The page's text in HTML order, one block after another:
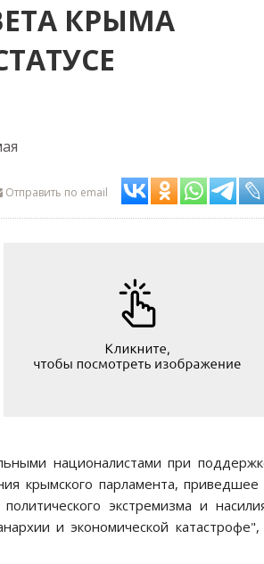
КРЫМА
Отправить по email
националистами при
крымского парламента, приведшее
экстремизма и
и экономической